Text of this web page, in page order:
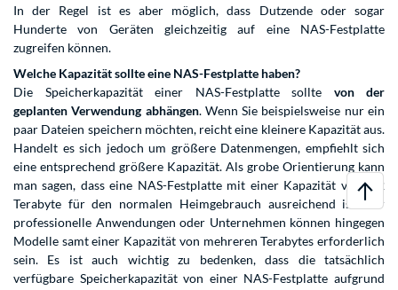
In der Regel ist es aber möglich, dass Dutzende oder sogar
Hunderte von Geräten gleichzeitig auf eine NAS-Festplatte
zugreifen können.
Welche Kapazität sollte eine NAS-Festplatte haben?
Die Speicherkapazität einer NAS-Festplatte sollte von der
geplanten Verwendung abhängen. Wenn Sie beispielsweise nur ein
paar Dateien speichern möchten, reicht eine kleinere Kapazität aus.
Handelt es sich jedoch um größere Datenmengen, empfiehlt sich
eine entsprechend größere Kapazität. Als grobe Orientierung kann
man sagen, dass eine NAS-Festplatte mit einer Kapazität von 1-2
Terabyte für den normalen Heimgebrauch ausreichend ist. Für
professionelle Anwendungen oder Unternehmen können hingegen
Modelle samt einer Kapazität von mehreren Terabytes erforderlich
sein. Es ist auch wichtig zu bedenken, dass die tatsächlich
verfügbare Speicherkapazität von einer NAS-Festplatte aufgrund